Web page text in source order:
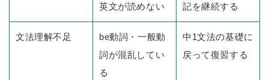
英文が読めない
記を継続する
文法理解不足
be動詞・一般動
詞が混乱してい
る
中1文法の基礎に
戻って復習する